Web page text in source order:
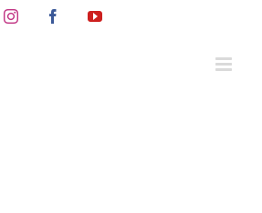
InstagramFacebookYouTube